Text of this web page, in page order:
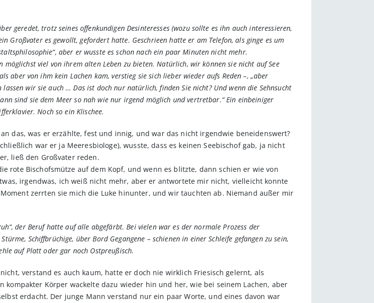
geredet, trotz seines offenkundigen Desinteresses (wozu sollte es ihn auch interessieren,
Großvater es gewollt, gefordert hatte. Geschrieen hatte er am Telefon, als ginge es um
aber er wusste es schon nach ein paar Minuten nicht mehr.
möglichst viel von ihrem alten Leben zu bieten. Natürlich, wir können sie nicht auf See
aber von ihm kein Lachen kam, verstieg sie sich lieber wieder aufs Reden –, „aber
wir sie auch … Das ist doch nur natürlich, finden Sie nicht? Und wenn die Sehnsucht
sind sie dem Meer so nah wie nur irgend möglich und vertretbar.“ Ein einbeiniger
Noch so ein Klischee.
das, was er erzählte, fest und innig, und war das nicht irgendwie beneidenswert?
war er ja Meeresbiologe), wusste, dass es keinen Seebischof gab, ja nicht
ließ den Großvater reden.
rote Bischofsmütze auf dem Kopf, und wenn es blitzte, dann schien er wie von
irgendwas, ich weiß nicht mehr, aber er antwortete mir nicht, vielleicht konnte
zerrten sie mich die Luke hinunter, und wir tauchten ab. Niemand außer mir
der Beruf hatte auf alle abgefärbt. Bei vielen war es der normale Prozess der
Schiffbrüchige, über Bord Gegangene – schienen in einer Schleife gefangen zu sein,
auf Platt oder gar noch Ostpreußisch.
verstand es auch kaum, hatte er doch nie wirklich Friesisch gelernt, als
Körper wackelte dazu wieder hin und her, wie bei seinem Lachen, aber
erdacht. Der junge Mann verstand nur ein paar Worte, und eines davon war